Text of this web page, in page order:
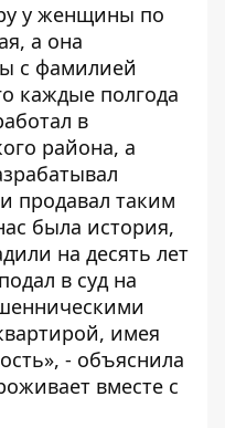
у женщины по
а она
с фамилией
каждые полгода
в
района, а
продавал таким
была история,
на десять лет
в суд на
имея
- объяснила
вместе с